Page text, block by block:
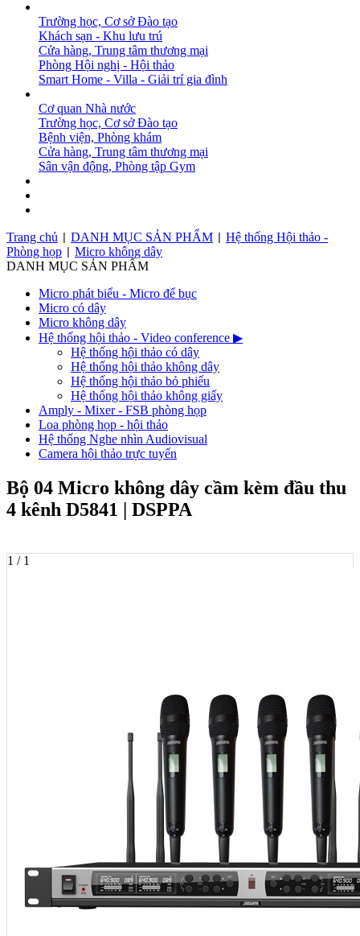
Trường học, Cơ sở Đào tạo
Khách sạn - Khu lưu trú
Cửa hàng, Trung tâm thương mại
Phòng Hội nghị - Hội thảo
Smart Home - Villa - Giải trí gia đình
Cơ quan Nhà nước
Trường học, Cơ sở Đào tạo
Bệnh viện, Phòng khám
Cửa hàng, Trung tâm thương mại
Sân vận động, Phòng tập Gym
Trang chủ
DANH MỤC SẢN PHẨM
Hệ thống Hội thảo -
Phòng họp
Micro không dây
DANH MỤC SẢN PHẨM
Micro phát biểu - Micro để bục
Micro có dây
Micro không dây
Hệ thống hội thảo - Video conference ▶
Hệ thống hội thảo có dây
Hệ thống hội thảo không dây
Hệ thống hội thảo bỏ phiếu
Hệ thống hội thảo không giấy
Amply - Mixer - FSB phòng họp
Loa phòng họp - hội thảo
Hệ thống Nghe nhìn Audiovisual
Camera hội thảo trực tuyến
Bộ 04 Micro không dây cầm kèm đầu thu
4 kênh D5841 | DSPPA
1 / 1